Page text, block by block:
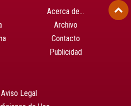
Acerca de…
Archivo
Contacto
Publicidad
Aviso Legal